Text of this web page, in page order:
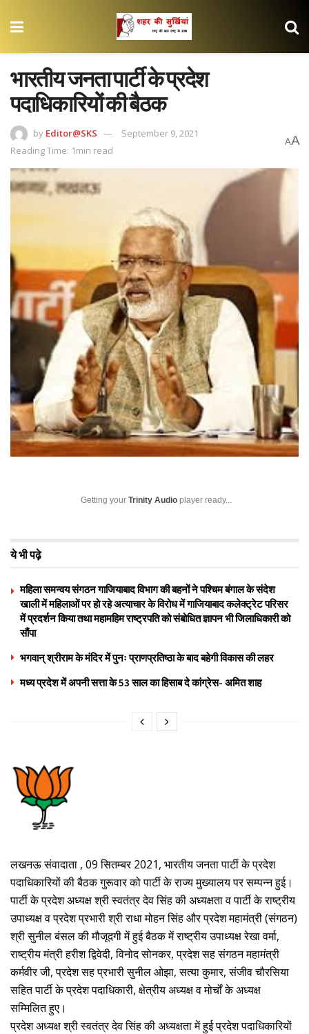
भारतीय जनता पार्टी के प्रदेश
पदाधिकारियों की बैठक
by Editor@SKS
September 9, 2021
Reading Time: 1min read
AA
Getting your Trinity Audio player ready...
ये भी पढ़े
महिला समन्वय संगठन गाजियाबाद विभाग की बहनों ने पश्चिम बंगाल के संदेश
खाली में महिलाओं पर हो रहे अत्याचार के विरोध में गाजियाबाद कलेक्ट्रेट परिसर
में प्रदर्शन किया तथा महामहिम राष्ट्रपति को संबोधित ज्ञापन भी जिलाधिकारी को
सौंपा
भगवान् श्रीराम के मंदिर में पुनः प्राणप्रतिष्ठा के बाद बहेगी विकास की लहर
मध्य प्रदेश में अपनी सत्ता के 53 साल का हिसाब दे कांग्रेस- अमित शाह
लखनऊ संवादाता , 09 सितम्बर 2021, भारतीय जनता पार्टी के प्रदेश
पदाधिकारियों की बैठक गुरूवार को पार्टी के राज्य मुख्यालय पर सम्पन्न हुई।
पार्टी के प्रदेश अध्यक्ष श्री स्वतंत्र देव सिंह की अध्यक्षता व पार्टी के राष्ट्रीय
उपाध्यक्ष व प्रदेश प्रभारी श्री राधा मोहन सिंह और प्रदेश महामंत्री (संगठन)
श्री सुनील बंसल की मौजूदगी में हुई बैठक में राष्ट्रीय उपाध्यक्ष रेखा वर्मा,
राष्ट्रीय मंत्री हरीश द्विवेदी, विनोद सोनकर, प्रदेश सह संगठन महामंत्री
कर्मवीर जी, प्रदेश सह प्रभारी सुनील ओझा, सत्या कुमार, संजीव चौरसिया
सहित पार्टी के प्रदेश पदाधिकारी, क्षेत्रीय अध्यक्ष व मोर्चों के अध्यक्ष
सम्मिलित हुए।
प्रदेश अध्यक्ष श्री स्वतंत्र देव सिंह की अध्यक्षता में हुई प्रदेश पदाधिकारियों